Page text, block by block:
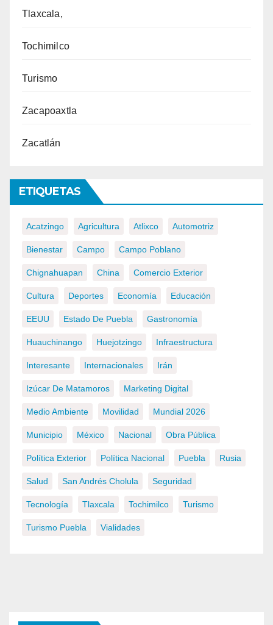
Tlaxcala,
Tochimilco
Turismo
Zacapoaxtla
Zacatlán
ETIQUETAS
Acatzingo Agricultura Atlixco Automotriz
Bienestar Campo Campo Poblano
Chignahuapan China Comercio Exterior
Cultura Deportes Economía Educación
EEUU Estado De Puebla Gastronomía
Huauchinango Huejotzingo Infraestructura
Interesante Internacionales Irán
Izúcar De Matamoros Marketing Digital
Medio Ambiente Movilidad Mundial 2026
Municipio México Nacional Obra Pública
Política Exterior Política Nacional Puebla Rusia
Salud San Andrés Cholula Seguridad
Tecnología Tlaxcala Tochimilco Turismo
Turismo Puebla Vialidades